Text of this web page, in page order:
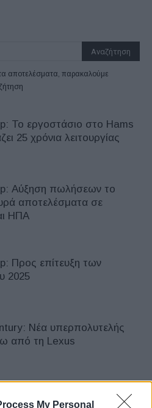
My Personal
τα αποτελέσματα, παρακαλούμε
Το εργοστάσιο στο Hams
25 χρόνια λειτουργίας
Αύξηση πωλήσεων το
αποτελέσματα σε
ΗΠΑ
Προς επίτευξη των
2025
Νέα υπερπολυτελής
από τη Lexus